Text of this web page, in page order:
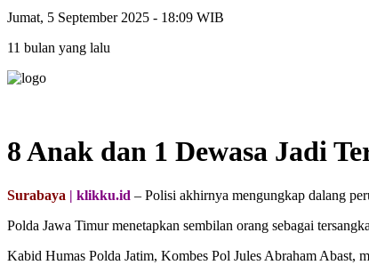
Jumat, 5 September 2025 - 18:09 WIB
11 bulan yang lalu
8 Anak dan 1 Dewasa Jadi
Surabaya | klikku.id – Polisi akhirnya mengungkap dalang
Polda Jawa Timur menetapkan sembilan orang sebagai
Kabid Humas Polda Jatim, Kombes Pol Jules Abraham Abast,